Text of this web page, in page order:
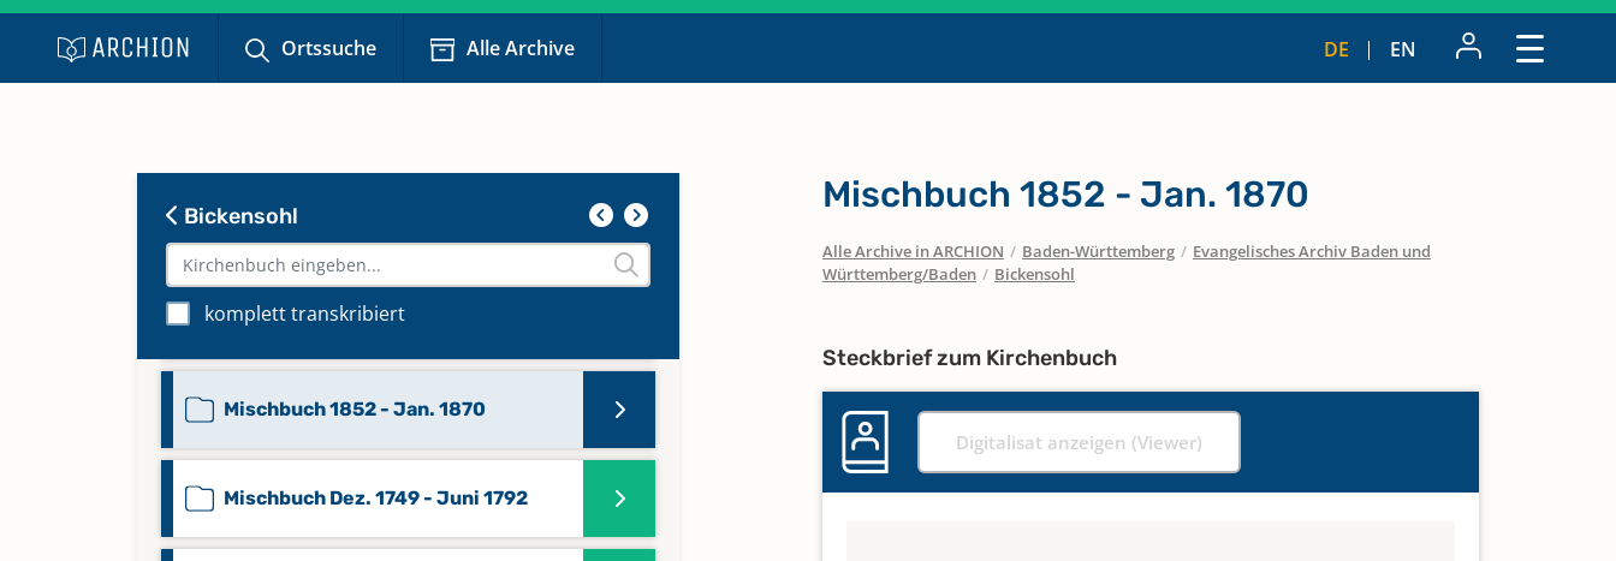
Ortssuche Alle Archive DE EN
Bickensohl
komplett transkribiert
Familienbuch 1817-1845
Mischbuch 1642,1657,1656 - Sept.
Mischbuch 1832 - 1851
Mischbuch 1852 - Jan. 1870
Mischbuch Dez. 1749 - Juni 1792
Mischbuch 1852 - Jan. 1870
Alle Archive in ARCHION / Baden-Württemberg / Evangelisches Archiv Baden und
Württemberg/Baden / Bickensohl
Steckbrief zum Kirchenbuch
Digitalisat anzeigen (Viewer)